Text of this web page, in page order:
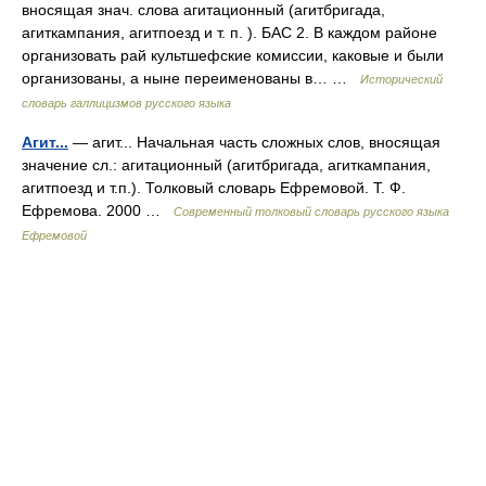
вносящая знач. слова агитационный (агитбригада,
агиткампания, агитпоезд и т. п. ). БАС 2. В каждом районе
организовать рай культшефские комиссии, каковые и были
организованы, а ныне переименованы в… …
Исторический
словарь галлицизмов русского языка
Агит... — агит... Начальная часть сложных слов, вносящая
значение сл.: агитационный (агитбригада, агиткампания,
агитпоезд и т.п.). Толковый словарь Ефремовой. Т. Ф.
Ефремова. 2000 …
Современный толковый словарь русского языка
Ефремовой